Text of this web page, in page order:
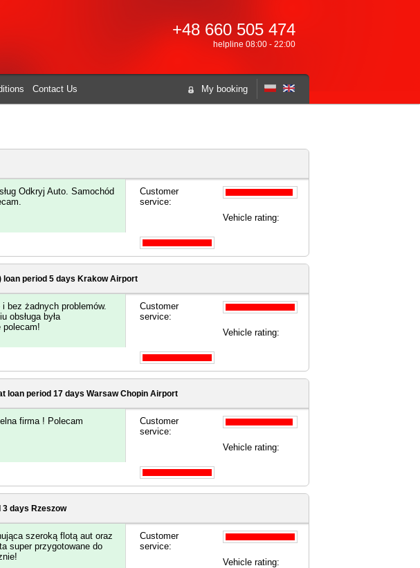
+48 660 505 474
helpline 08:00 - 22:00
My booking
Contact Us
Odkryj Auto. Samochód
Customer
service:
Vehicle rating:
loan period 5 days Krakow Airport
bez żadnych problemów.
obsługa była
polecam!
Customer
service:
Vehicle rating:
loan period 17 days Warsaw Chopin Airport
firma ! Polecam
Customer
service:
Vehicle rating:
3 days Rzeszow
szeroką flotą aut oraz
super przygotowane do
Customer
service:
Vehicle rating: